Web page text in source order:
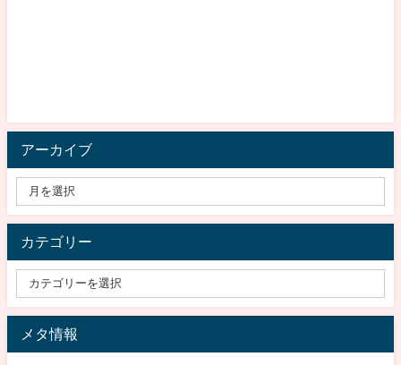
アーカイブ
カテゴリー
メタ情報